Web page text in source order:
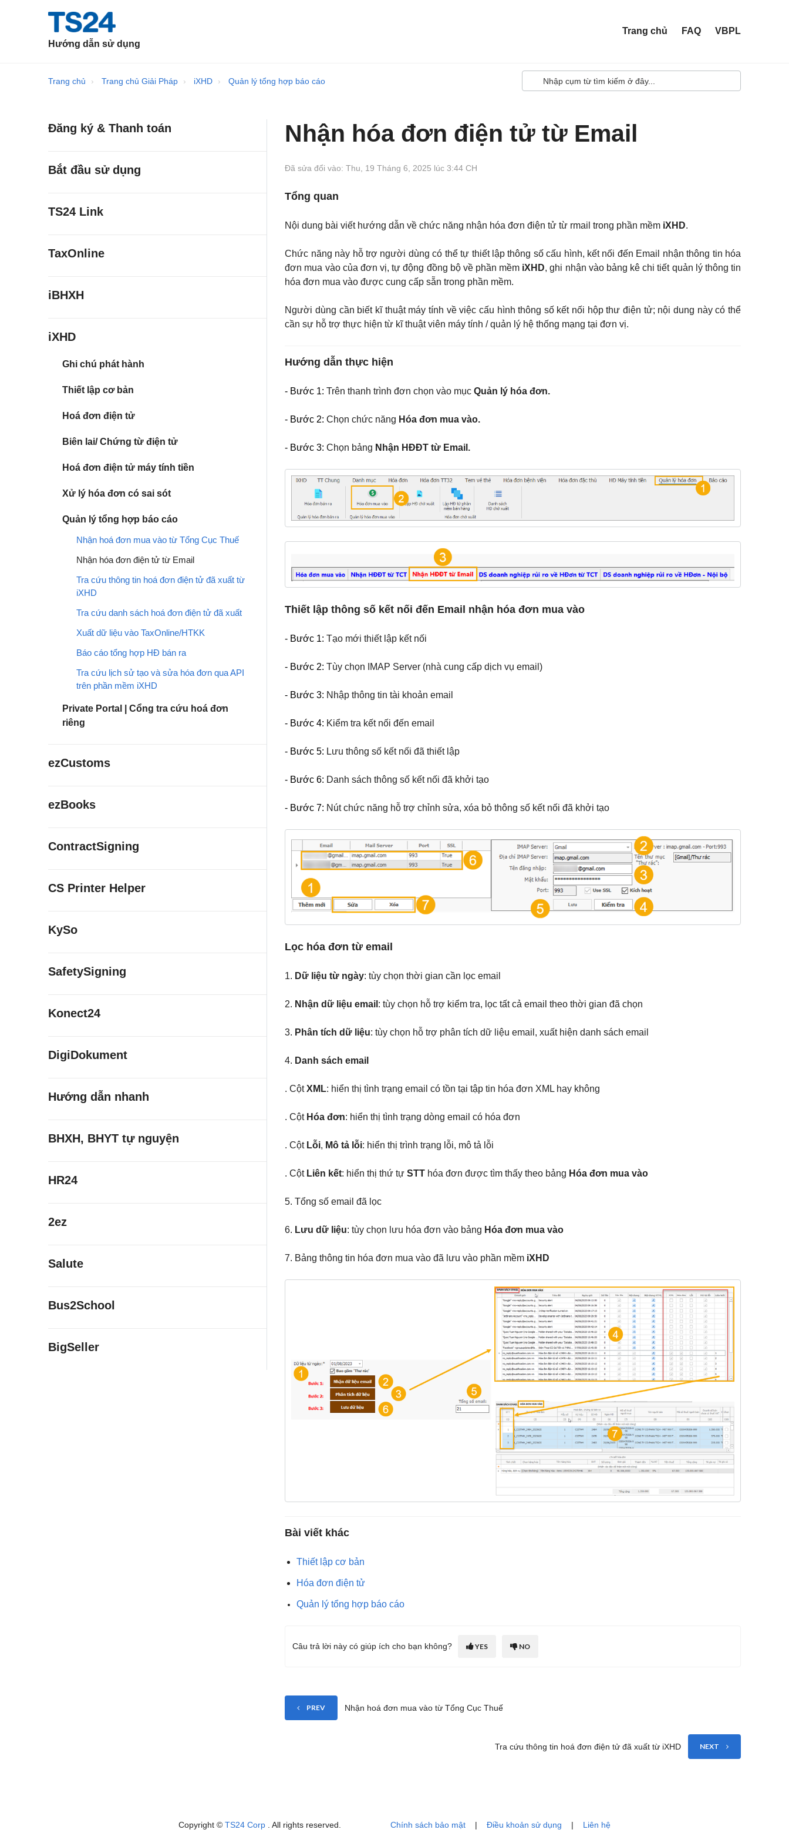
Hướng dẫn sử dụng
Trang chủ FAQ VBPL
Trang chủ Trang chủ Giải Pháp iXHD Quản lý tổng hợp báo cáo
Đăng ký & Thanh toán
Bắt đầu sử dụng
TS24 Link
TaxOnline
iBHXH
iXHD
Ghi chú phát hành
Thiết lập cơ bản
Hoá đơn điện tử
Biên lai/ Chứng từ điện tử
Hoá đơn điện tử máy tính tiền
Xử lý hóa đơn có sai sót
Quản lý tổng hợp báo cáo
Nhận hoá đơn mua vào từ Tổng Cục Thuế
Nhận hóa đơn điện tử từ Email
Tra cứu thông tin hoá đơn điện tử đã xuất từ
iXHD
Tra cứu danh sách hoá đơn điện tử đã xuất
Xuất dữ liệu vào TaxOnline/HTKK
Báo cáo tổng hợp HĐ bán ra
Tra cứu lịch sử tạo và sửa hóa đơn qua API
trên phần mềm iXHD
Private Portal | Cổng tra cứu hoá đơn
riêng
ezCustoms
ezBooks
ContractSigning
CS Printer Helper
KySo
SafetySigning
Konect24
DigiDokument
Hướng dẫn nhanh
BHXH, BHYT tự nguyện
HR24
2ez
Salute
Bus2School
BigSeller
Nhận hóa đơn điện tử từ Email
Đã sửa đổi vào: Thu, 19 Tháng 6, 2025 lúc 3:44 CH
Tổng quan
Nội dung bài viết hướng dẫn về chức năng nhận hóa đơn điện tử từ rmail trong phần mềm iXHD.
Chức năng này hỗ trợ người dùng có thể tự thiết lập thông số cấu hình, kết nối đến Email nhận thông tin hóa
đơn mua vào của đơn vị, tự động đồng bộ về phần mềm iXHD, ghi nhận vào bảng kê chi tiết quản lý thông tin
hóa đơn mua vào được cung cấp sẵn trong phần mềm.
Người dùng cần biết kĩ thuật máy tính về việc cấu hình thông số kết nối hộp thư điện tử; nội dung này có thể
cần sự hỗ trợ thực hiện từ kĩ thuật viên máy tính / quản lý hệ thống mạng tại đơn vị.
Hướng dẫn thực hiện
- Bước 1: Trên thanh trình đơn chọn vào mụcQuản lý hóa đơn.
- Bước 2: Chọn chức năng Hóa đơn mua vào.
- Bước 3: Chọn bảng Nhận HĐĐT từ Email.
Thiết lập thông số kết nối đến Email nhận hóa đơn mua vào
- Bước 1: Tạo mới thiết lập kết nối
- Bước 2: Tùy chọn IMAP Server (nhà cung cấp dịch vụ email)
- Bước 3: Nhập thông tin tài khoản email
- Bước 4: Kiểm tra kết nối đến email
- Bước 5: Lưu thông số kết nối đã thiết lập
- Bước 6: Danh sách thông số kết nối đã khởi tạo
- Bước 7: Nút chức năng hỗ trợ chỉnh sửa, xóa bỏ thông số kết nối đã khởi tạo
Lọc hóa đơn từ email
1. Dữ liệu từ ngày: tùy chọn thời gian cần lọc email
2. Nhận dữ liệu email : tùy chọn hỗ trợ kiểm tra, lọc tất cả email theo thời gian đã chọn
3. Phân tích dữ liệu: tùy chọn hỗ trợ phân tích dữ liệu email, xuất hiện danh sách email
4. Danh sách email
. CộtXML: hiển thị tình trạng email có tồn tại tập tin hóa đơn XML hay không
. Cột Hóa đơn: hiển thị tình trạng dòng email có hóa đơn
. Cột Lỗi, Mô tả lỗi: hiển thị trình trạng lỗi, mô tả lỗi
. Cột Liên kết: hiển thị thứ tựSTT hóa đơn được tìm thấy theo bảng Hóa đơn mua vào
5. Tổng số email đã lọc
6. Lưu dữ liệu: tùy chọn lưu hóa đơn vào bảng Hóa đơn mua vào
7. Bảng thông tin hóa đơn mua vào đã lưu vào phần mềm iXHD
Bài viết khác
Thiết lập cơ bản
Hóa đơn điện tử
Quản lý tổng hợp báo cáo
Câu trả lời này có giúp ích cho bạn không? YES NO
PREV Nhận hoá đơn mua vào từ Tổng Cục Thuế
Tra cứu thông tin hoá đơn điện tử đã xuất từ iXHD NEXT
Copyright © TS24 Corp . All rights reserved. Chính sách bảo mật | Điều khoản sử dụng | Liên hệ